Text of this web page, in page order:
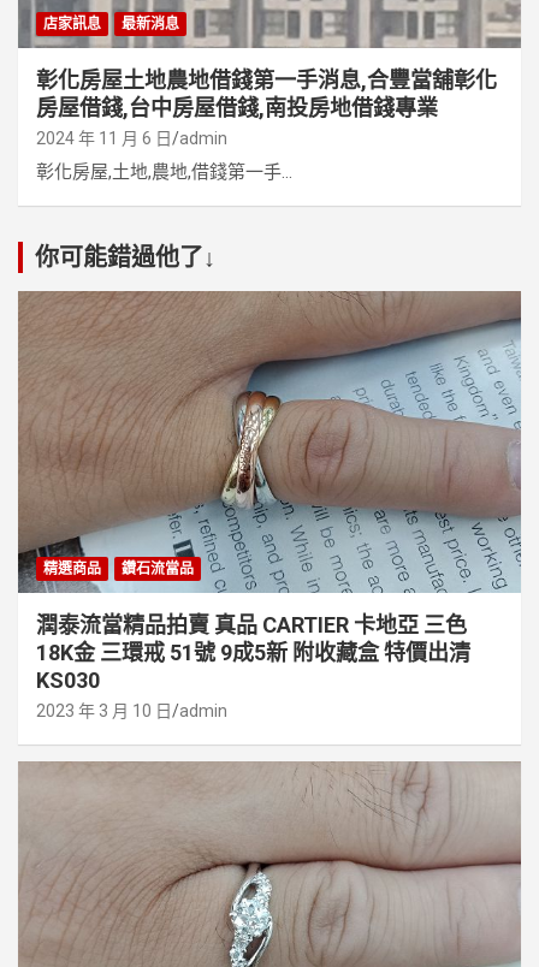
店家訊息 最新消息
彰化房屋土地農地借錢第一手消息,合豐當舖彰化
房屋借錢,台中房屋借錢,南投房地借錢專業
2024 年 11 月 6 日 admin
彰化房屋,土地,農地,借錢第一手...
你可能錯過他了↓
精選商品 鑽石流當品
潤泰流當精品拍賣 真品 CARTIER 卡地亞 三色
18K金 三環戒 51號 9成5新 附收藏盒 特價出清
KS030
2023 年 3 月 10 日 admin